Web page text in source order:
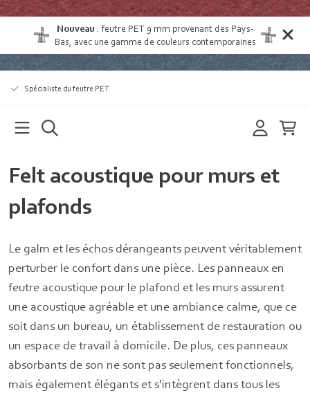
Nouveau :feutre PET 9 mm provenant des Pays-
Bas , avec une gamme de couleurs contemporaines
Spécialiste du feutre PET
Felt acoustique pour murs et
plafonds
Le galm et les échos dérangeants peuvent véritablement
perturber le confort dans une pièce. Les panneaux en
feutre acoustique pour le plafond et les murs assurent
une acoustique agréable et une ambiance calme, que ce
soit dans un bureau, un établissement de restauration ou
un espace de travail à domicile. De plus, ces panneaux
absorbants de son ne sont pas seulement fonctionnels,
mais également élégants et s'intègrent dans tous les